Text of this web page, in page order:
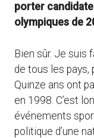
porter
olympiques de
Bien sûr. Je suis
de tous les pays,
Quinze ans ont
en 1998. C’est
événements
politique d’une